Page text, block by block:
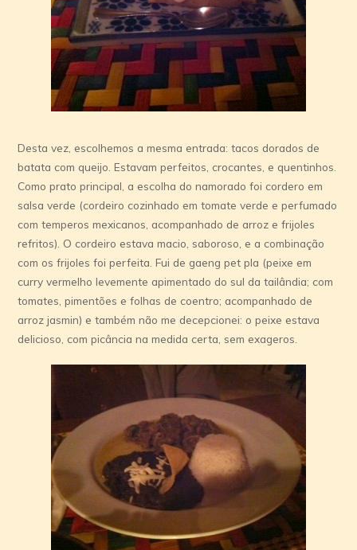
Desta vez, escolhemos a mesma entrada: tacos dorados de
batata com queijo. Estavam perfeitos, crocantes, e quentinhos.
Como prato principal, a escolha do namorado foi cordero em
salsa verde (cordeiro cozinhado em tomate verde e perfumado
com temperos mexicanos, acompanhado de arroz e frijoles
refritos). O cordeiro estava macio, saboroso, e a combinação
com os frijoles foi perfeita. Fui de gaeng pet pla (peixe em
curry vermelho levemente apimentado do sul da tailândia; com
tomates, pimentões e folhas de coentro; acompanhado de
arroz jasmin) e também não me decepcionei: o peixe estava
delicioso, com picância na medida certa, sem exageros.